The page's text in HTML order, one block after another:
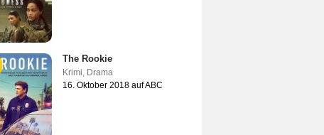
The Rookie
Krimi, Drama
16. Oktober 2018 auf ABC